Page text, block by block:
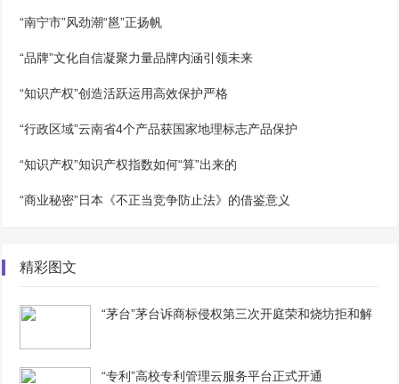
“南宁市”风劲潮“邕”正扬帆
“品牌”文化自信凝聚力量品牌内涵引领未来
“知识产权”创造活跃运用高效保护严格
“行政区域”云南省4个产品获国家地理标志产品保护
“知识产权”知识产权指数如何“算”出来的
“商业秘密”日本《不正当竞争防止法》的借鉴意义
精彩图文
“茅台”茅台诉商标侵权第三次开庭荣和烧坊拒和解
“专利”高校专利管理云服务平台正式开通